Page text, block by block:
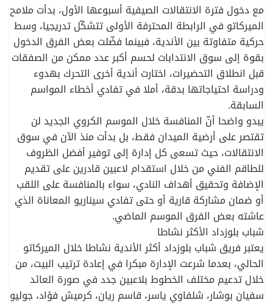
مع دخول فترة الانتقالات الصيفية أسبوعها الأول، بدأت ملامح
الميركاتو في الرابطة المحترفة الأولى تتشكّل تدريجيا، وسط
حركية متفاوتة بين الأندية، فبينما فضّلت بعض الفرق الدخول
بقوة إلى سوق الانتدابات لحسم أكبر عدد ممكن من الصفقات
قبل انطلاق التحضيرات، اختارت أندية أخرى التحرك بهدوء
ودراسة احتياجاتها بدقة، أملا في تفادي أخطاء المواسم
السابقة.
يبدو واضحا أنّ المنافسة خلال الموسم الكروي الجديد لن
تقتصر على أرضية الميدان فقط، بل بدأت منذ الآن في سوق
الانتقالات، حيث تسعى كل إدارة إلى توفير أفضل الظروف
للطاقم الفني من خلال استقدام لاعبين قادرين على تقديم
الإضافة وتحقيق أهداف النادي، سواء بالمنافسة على اللقب
أو ضمان مشاركة قارية أو حتى تفادي سيناريو المعاناة الذي
عاشته بعض الفرق الموسم الماضي.
شباب بلوزداد الأكثر نشاطا
يعتبر فريق شباب بلوزداد أكثر الأندية نشاطا خلال الميركاتو
الحالي، بعدما شرعت الإدارة مبكرا في إعادة ترتيب البيت، من
خلال تدعيم مختلف الخطوط بلاعبين جدد في صورة العائد
سفيان بوشار، شلفاوي ياسر، قاسم ريان، كرميش فؤاد، جوليو